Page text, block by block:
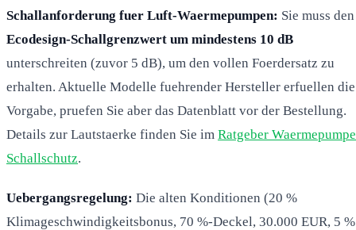
Schallanforderung fuer Luft-Waermepumpen: Sie muss den
Ecodesign-Schallgrenzwert um mindestens 10 dB
unterschreiten (zuvor 5 dB), um den vollen Foerdersatz zu
erhalten. Aktuelle Modelle fuehrender Hersteller erfuellen die
Vorgabe, pruefen Sie aber das Datenblatt vor der Bestellung.
Details zur Lautstaerke finden Sie im Ratgeber Waermepumpe
Schallschutz.
Uebergangsregelung: Die alten Konditionen (20 %
Klimageschwindigkeitsbonus, 70 %-Deckel, 30.000 EUR, 5 %